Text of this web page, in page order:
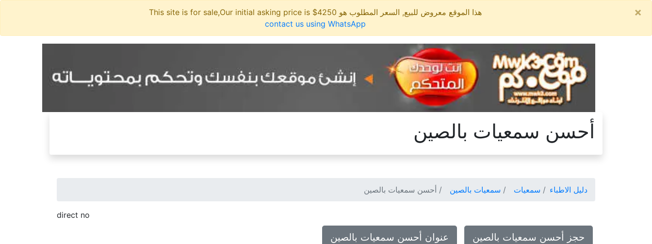
هذا الموقع معروض للبيع, السعر المطلوب هو 4250$ This site is for sale,Our initial asking price is
contact us using WhatsApp
×
أحسن سمعيات بالصين
دليل الاطباء سمعيات سمعيات بالصين أحسن سمعيات بالصين
direct no
حجز أحسن سمعيات بالصين عنوان أحسن سمعيات بالصين